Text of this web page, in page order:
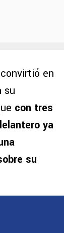
en
su
con tres
ya
su